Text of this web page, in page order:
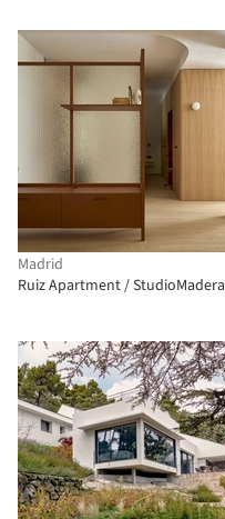
Madrid
Ruiz Apartment / StudioMadera